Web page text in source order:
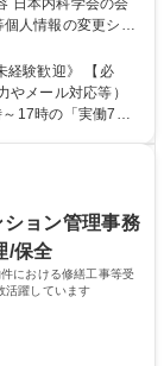
人情報の変更シス
、各種委員会の運
テム登録・更新
せ対応】 ・会員
経験歓迎》 【必
メール対応等）
ョン管理事務
/保全
における修繕工事等受
躍しています